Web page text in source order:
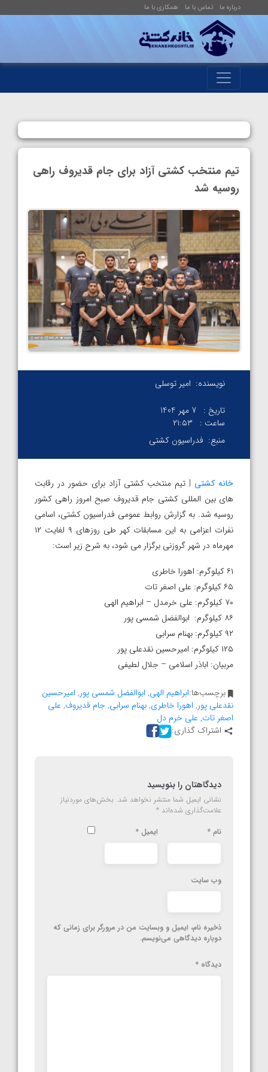
درباره ما تماس با ما همکاری با ما
تیم منتخب کشتی آزاد برای جام قدیروف راهی
روسیه شد
نویسنده: امیر توسلی
تاریخ : 7 مهر 1404
ساعت :
۲۱:۵۳
منبع: فدراسیون کشتی
خانه کشتی | تیم منتخب کشتی آزاد برای حضور در رقابت
های بین المللی کشتی جام قدیروف صبح امروز راهی کشور
روسیه شد. به گزارش روابط عمومی فدراسیون کشتی، اسامی
نفرات اعزامی به این مسابقات کهر طی روزهای ۹ لغایت ۱۲
مهرماه در شهر گروزنی برگزار می شود، به شرح زیر است:
۶۱ کیلوگرم: اهورا خاطری
۶۵ کیلوگرم: علی اصغر تات
۷۰ کیلوگرم: علی خرمدل – ابراهیم الهی
۸۶ کیلوگرم: ابوالفضل شمسی پور
۹۲ کیلوگرم: بهنام سرابی
۱۲۵ کیلوگرم: امیرحسین نقدعلی پور
مربیان: اباذر اسلامی – جلال لطیفی
برچسب‌ها:ابراهیم الهی, ابوالفضل شمسی پور, امیرحسین
نقدعلی پور, اهورا خاطری,بهنام سرابی, جام قدیروف, علی
اصغر تات, علی خرم دل
اشتراک گذاری:
دیدگاهتان را بنویسید
نشانی ایمیل شما منتشر نخواهد شد. بخش‌های موردنیاز
علامت‌گذاری شده‌اند *
نام * ایمیل *
وب‌ سایت
ذخیره نام، ایمیل و وبسایت من در مرورگر برای زمانی که
دوباره دیدگاهی می‌نویسم.
دیدگاه *